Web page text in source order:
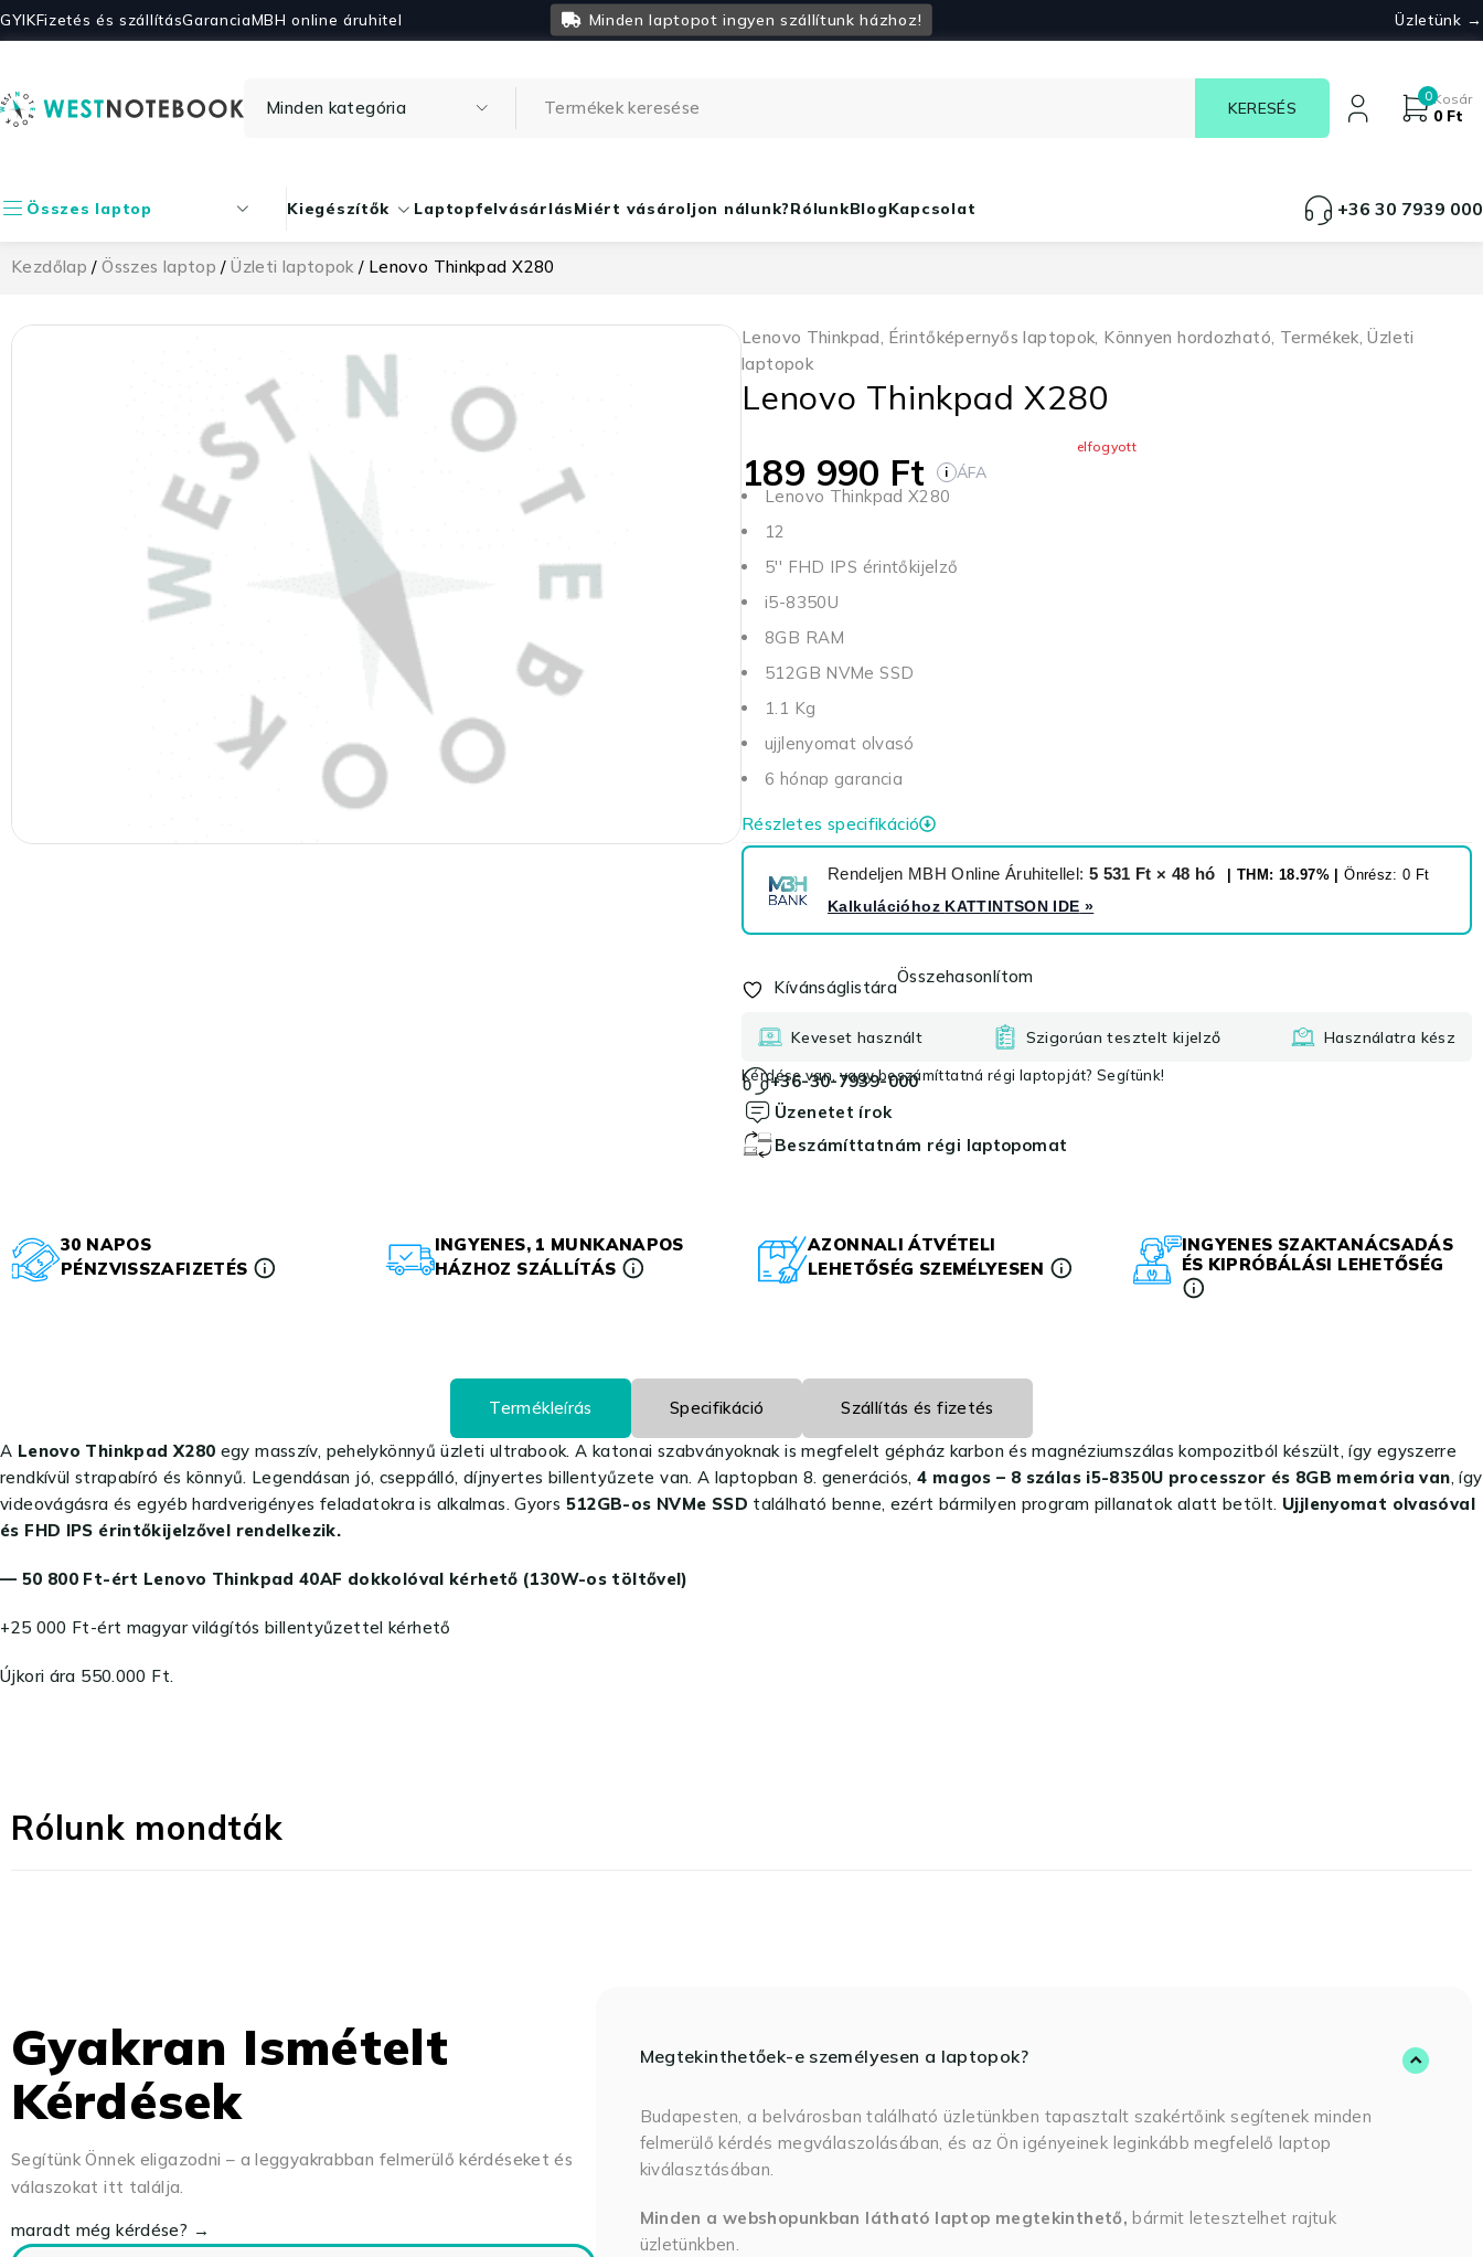
GYIKFizetés és szállításGarancia Minden laptopot ingyen szállítunk házhoz!
MBH online áruhitel Üzletünk →
0Kosár
0 Ft
Összes laptop Kiegészítők LaptopfelvásárlásMiért vásároljon nálunk?RólunkBlogKapcsolat +36 30 7939 000
Kezdőlap /Összes laptop /Üzleti laptopok / Lenovo Thinkpad X280
Lenovo Thinkpad, Érintőképernyős laptopok, Könnyen hordozható, Termékek,Üzleti
laptopok
Lenovo Thinkpad X280
elfogyott
189 990 Ft i ÁFA
Lenovo Thinkpad X280
12
5'' FHD IPS érintőkijelző
i5-8350U
8GB RAM
512GB NVMe SSD
1.1 Kg
ujjlenyomat olvasó
6 hónap garancia
Részletes specifikáció
Rendeljen MBH Online Áruhitellel: 5 531 Ft × 48 hó | THM: 18.97% |Önrész: 0 Ft
Kalkulációhoz KATTINTSON IDE »
Kívánságlistára
Összehasonlítom
Keveset használt Szigorúan tesztelt kijelző Használatra kész
Kérdése van, vagy beszámíttatná régi laptopját? Segítünk!
+36-30-7939-000
Üzenetet írok
Beszámíttatnám régi laptopomat
30 NAPOS
PÉNZVISSZAFIZETÉS
INGYENES, 1 MUNKANAPOS
HÁZHOZ SZÁLLÍTÁS
AZONNALI ÁTVÉTELI
LEHETŐSÉG SZEMÉLYESEN
INGYENES SZAKTANÁCSADÁS
ÉS KIPRÓBÁLÁSI LEHETŐSÉG
Termékleírás Specifikáció Szállítás és fizetés
A Lenovo Thinkpad X280 egy masszív, pehelykönnyű üzleti ultrabook. A katonai szabványoknak is megfelelt gépház karbon és magnéziumszálas kompozitból készült, így egyszerre
rendkívül strapabíró és könnyű. Legendásan jó, cseppálló, díjnyertes billentyűzete van. A laptopban 8. generációs,4 magos – 8 szálas i5-8350U processzor és 8GB memória van, így
videovágásra és egyéb hardverigényes feladatokra is alkalmas. Gyors 512GB-os NVMe SSD található benne, ezért bármilyen program pillanatok alatt betölt. Ujjlenyomat olvasóval
és FHD IPS érintőkijelzővel rendelkezik.
— 50 800 Ft-ért Lenovo Thinkpad 40AF dokkolóval kérhető (130W-os töltővel)
+25 000 Ft-ért magyar világítós billentyűzettel kérhető
Újkori ára 550.000 Ft.
Rólunk mondták
Gyakran Ismételt
Kérdések
Segítünk Önnek eligazodni – a leggyakrabban felmerülő kérdéseket és
válaszokat itt találja.
maradt még kérdése? →
Megtekinthetőek-e személyesen a laptopok?
Budapesten, a belvárosban található üzletünkben tapasztalt szakértőink segítenek minden
felmerülő kérdés megválaszolásában, és az Ön igényeinek leginkább megfelelő laptop
kiválasztásában.
Minden a webshopunkban látható laptop megtekinthető,bármit letesztelhet rajtuk
üzletünkben.